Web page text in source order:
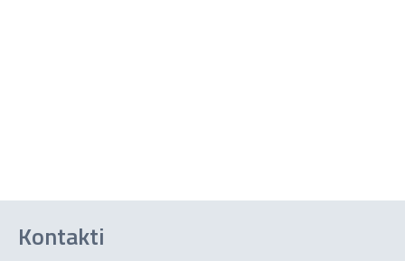
Kontakti